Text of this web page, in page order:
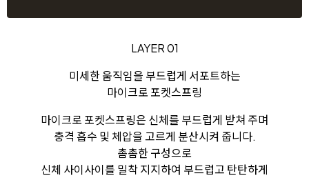
LAYER 01
미세한 움직임을 부드럽게 서포트하는
마이크로 포켓스프링
마이크로 포켓스프링은 신체를 부드럽게 받쳐 주며
충격 흡수 및 체압을 고르게 분산시켜 줍니다.
촘촘한 구성으로
신체 사이사이를 밀착 지지하여 부드럽고 탄탄하게